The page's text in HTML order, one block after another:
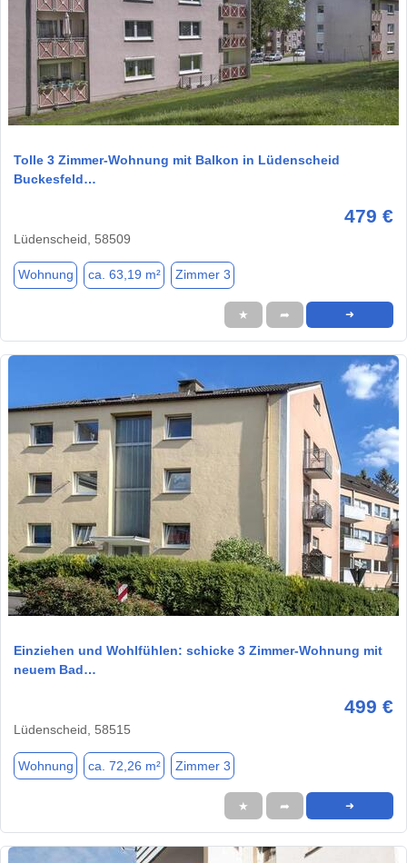
1 / 11
Tolle 3 Zimmer-Wohnung mit Balkon in Lüdenscheid
Buckesfeld…
479 €
Lüdenscheid, 58509
Wohnung ca. 63,19 m² Zimmer 3
★ ➦ ➜
1 / 10
Einziehen und Wohlfühlen: schicke 3 Zimmer-Wohnung mit
neuem Bad…
499 €
Lüdenscheid, 58515
Wohnung ca. 72,26 m² Zimmer 3
★ ➦ ➜